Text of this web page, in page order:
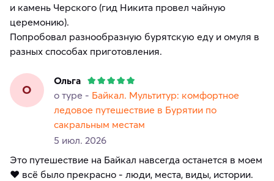
и камень Черского (гид Никита провел чайную
церемонию).
Попробовал разнообразную бурятскую еду и омуля в
разных способах приготовления.
О
Ольга
о туре - Байкал. Мультитур: комфортное
ледовое путешествие в Бурятии по
сакральным местам
5 июл. 2026
Это путешествие на Байкал навсегда останется в моем
❤️ всё было прекрасно - люди, места, виды, истории.